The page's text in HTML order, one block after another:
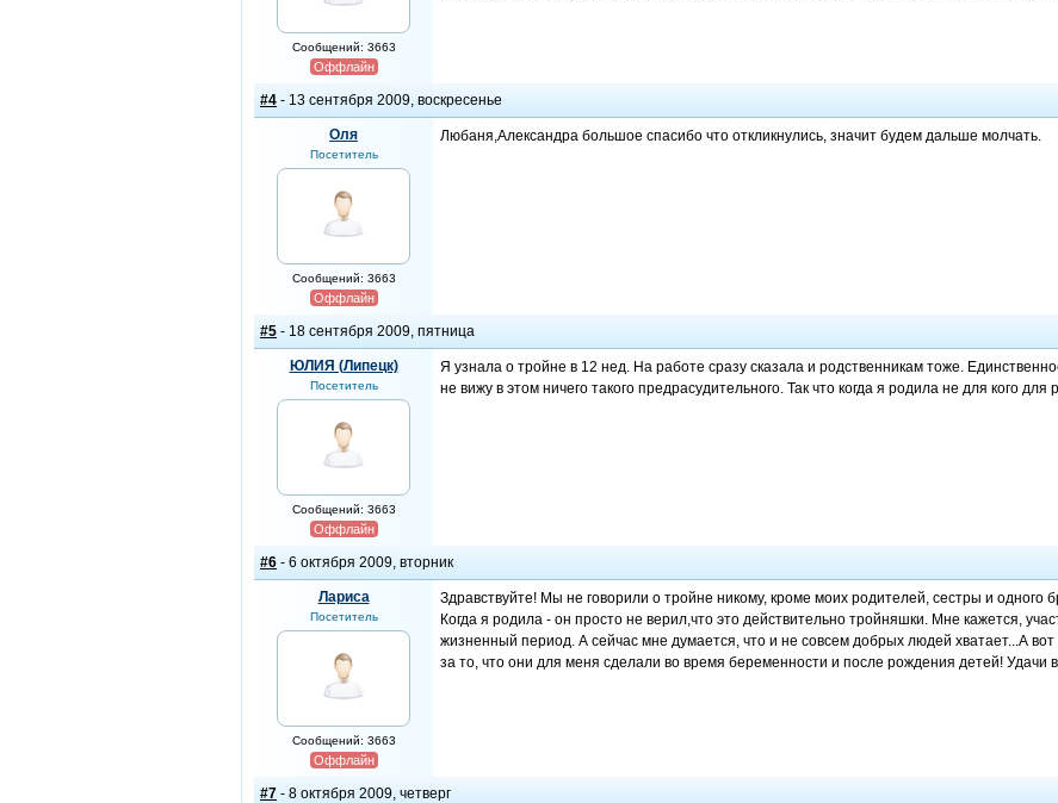
Сообщений: 3663
Оффлайн
#4 - 13 сентября 2009, воскресенье
Оля
Посетитель
Сообщений: 3663
Оффлайн
Любаня,Александра большое спасибо что откликнулись, значит будем дальше молчать.
#5 - 18 сентября 2009, пятница
ЮЛИЯ (Липецк)
Посетитель
Сообщений: 3663
Оффлайн
Я узнала о тройне в 12 нед. На работе сразу сказала и родственникам тоже.
не вижу в этом ничего такого предрасудительного. Так что когда я родила не для кого
#6 - 6 октября 2009, вторник
Лариса
Посетитель
Сообщений: 3663
Оффлайн
Здравствуйте! Мы не говорили о тройне никому, кроме моих родителей, сестры и одного
Когда я родила - он просто не верил,что это действительно тройняшки. Мне кажется,
жизненный период. А сейчас мне думается, что и не совсем добрых людей хватает...А
за то, что они для меня сделали во время беременности и после рождения детей! Удачи
#7 - 8 октября 2009, четверг